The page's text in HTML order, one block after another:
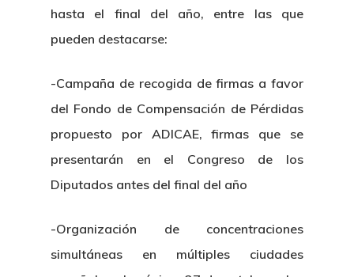
hasta el final del año, entre las que
pueden destacarse:
-Campaña de recogida de firmas a favor
del Fondo de Compensación de Pérdidas
propuesto por ADICAE, firmas que se
presentarán en el Congreso de los
Diputados antes del final del año
-Organización de concentraciones
simultáneas en múltiples ciudades